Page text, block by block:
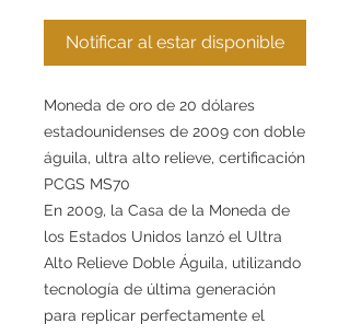
Notificar al estar disponible
Moneda de oro de 20 dólares
estadounidenses de 2009 con doble
águila, ultra alto relieve, certificación
PCGS MS70
En 2009, la Casa de la Moneda de
los Estados Unidos lanzó el Ultra
Alto Relieve Doble Águila, utilizando
tecnología de última generación
para replicar perfectamente el